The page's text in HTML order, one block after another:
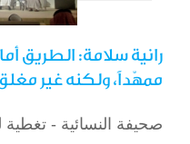
رانية سلامة: الطريق
ممهّداً، ولكنه غير
صحيفة النسائية -